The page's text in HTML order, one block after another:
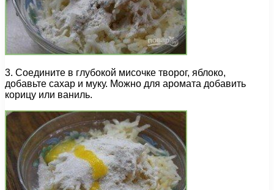
3. Соедините в глубокой мисочке творог, яблоко,
добавьте сахар и муку. Можно для аромата добавить
корицу или ваниль.